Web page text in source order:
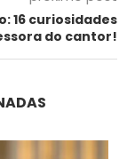
16 curiosidades
do cantor!